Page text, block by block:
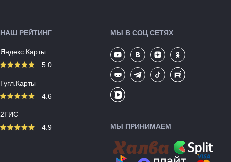
НАШ РЕЙТИНГ
Яндекс.Карты
5.0
Гугл.Карты
4.6
2ГИС
4.9
МЫ В СОЦ СЕТЯХ
МЫ ПРИНИМАЕМ